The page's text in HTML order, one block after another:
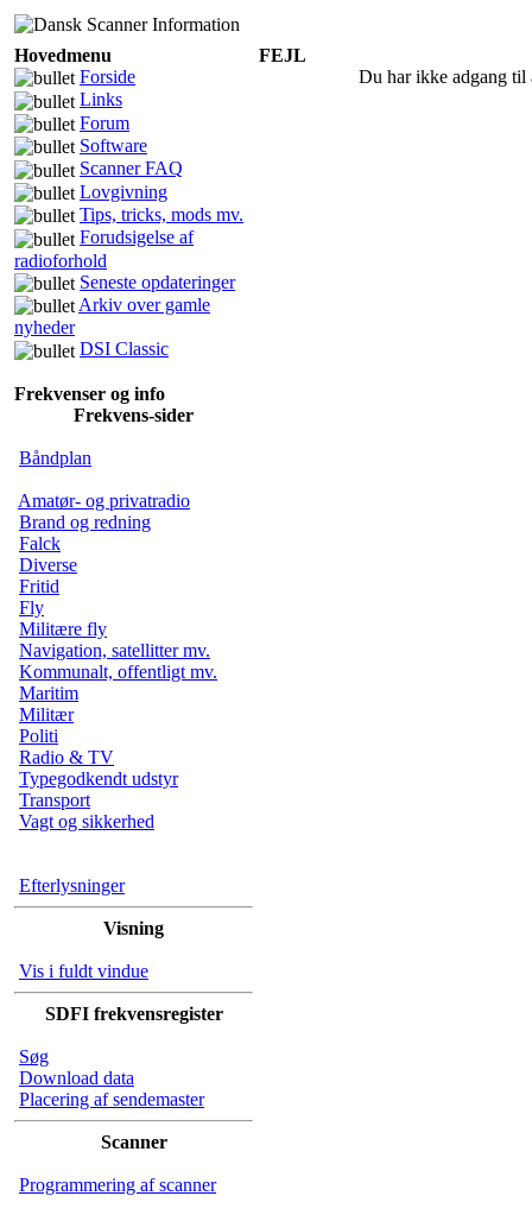
Hovedmenu
Forside
Links
Forum
Software
Scanner FAQ
Lovgivning
Tips, tricks, mods mv.
Forudsigelse af
radioforhold
Seneste opdateringer
Arkiv over gamle
nyheder
DSI Classic
Frekvenser og info
Frekvens-sider
Båndplan
Amatør- og privatradio
Brand og redning
Falck
Diverse
Fritid
Fly
Militære fly
Navigation, satellitter mv.
Kommunalt, offentligt mv.
Maritim
Militær
Politi
Radio & TV
Typegodkendt udstyr
Transport
Vagt og sikkerhed
Efterlysninger
Visning
Vis i fuldt vindue
SDFI frekvensregister
Søg
Download data
Placering af sendemaster
Scanner
Programmering af scanner
FEJL
Du har ikke adgang til